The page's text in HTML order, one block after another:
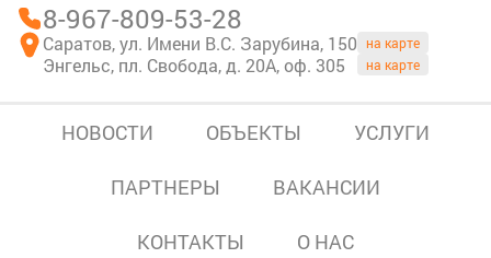
8-967-809-53-28
Саратов, ул. Имени В.С. Зарубина, 150 на карте
Энгельс, пл. Свобода, д. 20А, оф. 305 на карте
НОВОСТИ ОБЪЕКТЫ УСЛУГИ
ПАРТНЕРЫ ВАКАНСИИ
КОНТАКТЫ О НАС